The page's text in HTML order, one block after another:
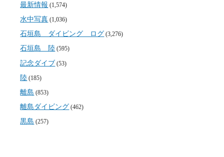
最新情報 (1,574)
水中写真 (1,036)
石垣島 ダイビング ログ (3,276)
石垣島 陸 (595)
記念ダイブ (53)
陸 (185)
離島 (853)
離島ダイビング (462)
黒島 (257)